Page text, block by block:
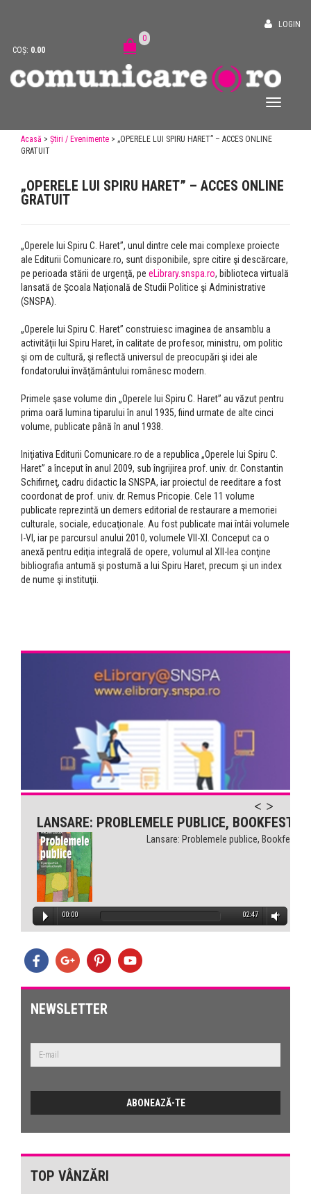
LOGIN
COȘ: 0.00
0
Acasă > Știri / Evenimente > „OPERELE LUI SPIRU HARET” – ACCES ONLINE
GRATUIT
„OPERELE LUI SPIRU HARET” – ACCES ONLINE
GRATUIT
„Operele lui Spiru C. Haret”, unul dintre cele mai complexe proiecte
ale Editurii Comunicare.ro, sunt disponibile, spre citire şi descărcare,
pe perioada stării de urgenţă, pe eLibrary.snspa.ro, biblioteca virtuală
lansată de Şcoala Naţională de Studii Politice şi Administrative
(SNSPA).
„Operele lui Spiru C. Haret” construiesc imaginea de ansamblu a
activităţii lui Spiru Haret, în calitate de profesor, ministru, om politic
şi om de cultură, şi reflectă universul de preocupări şi idei ale
fondatorului învăţământului românesc modern.
Primele şase volume din „Operele lui Spiru C. Haret” au văzut pentru
prima oară lumina tiparului în anul 1935, fiind urmate de alte cinci
volume, publicate până în anul 1938.
Iniţiativa Editurii Comunicare.ro de a republica „Operele lui Spiru C.
Haret” a început în anul 2009, sub îngrijirea prof. univ. dr. Constantin
Schifirneţ, cadru didactic la SNSPA, iar proiectul de reeditare a fost
coordonat de prof. univ. dr. Remus Pricopie. Cele 11 volume
publicate reprezintă un demers editorial de restaurare a memoriei
culturale, sociale, educaţionale. Au fost publicate mai întâi volumele
I-VI, iar pe parcursul anului 2010, volumele VII-XI. Conceput ca o
anexă pentru ediţia integrală de opere, volumul al XII-lea conţine
bibliografia antumă şi postumă a lui Spiru Haret, precum şi un index
de nume şi instituţii.
LANSARE: PROBLEMELE PUBLICE, BOOKFEST
Lansare: Problemele publice, Bookfest
00:00 02:47
NEWSLETTER
TOP VÂNZĂRI